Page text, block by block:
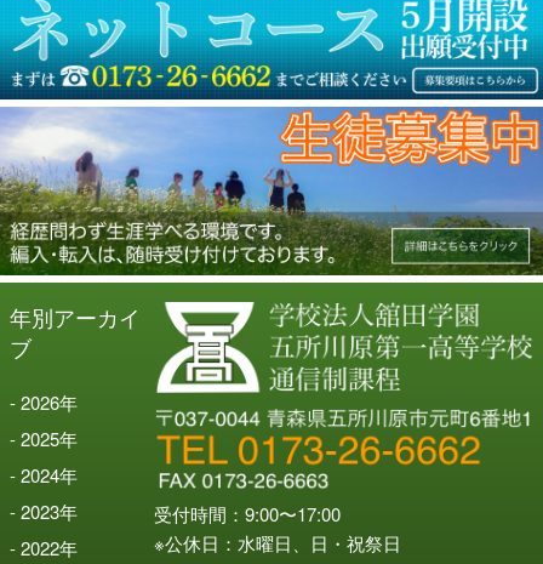
年別アーカイ
ブ
2026年
2025年
2024年
2023年
2022年
受付時間：9:00〜17:00
※公休日：水曜日、日・祝祭日